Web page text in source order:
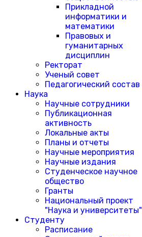
Прикладной
информатики и
математики
Правовых и
гуманитарных
дисциплин
Ректорат
Ученый совет
Педагогический состав
Наука
Научные сотрудники
Публикационная
активность
Локальные акты
Планы и отчеты
Научные мероприятия
Научные издания
Студенческое научное
общество
Гранты
Национальный проект
"Наука и университеты"
Студенту
Расписание